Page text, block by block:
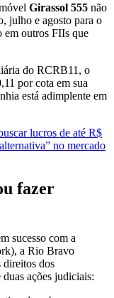
Girassol 555 não
julho e agosto para o
em outros FIIs que
do RCRB11, o
por cota em sua
está adimplente em
lucros de até R$
no mercado
fazer
sucesso com a
a Rio Bravo
direitos dos
ações judiciais: